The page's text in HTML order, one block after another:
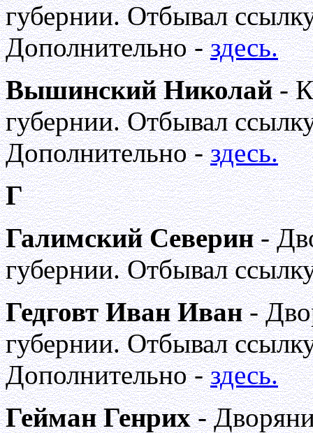
губернии. Отбывал
Дополнительно -здесь.
Вышинский Николай-
губернии. Отбывал
Дополнительно -здесь.
Г
Галимский Северин-
губернии. Отбывал
Гедговт Иван Иван-
губернии. Отбывал
Дополнительно -здесь.
Гейман Генрих-